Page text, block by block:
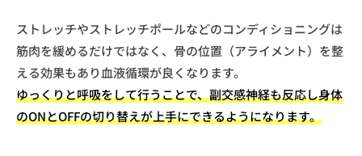
ストレッチやストレッチポールなどのコンディショニングは
筋肉を緩めるだけではなく、骨の位置（アライメント）を整
える効果もあり血液循環が良くなります。
ゆっくりと呼吸をして行うことで、副交感神経も反応し身体
のONとOFFの切り替えが上手にできるようになります。